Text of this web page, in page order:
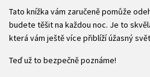
Tato knížka vám zaručeně pomůže
budete těšit na každou noc. Je to
která vám ještě více přiblíží úžasný
Teď už to bezpečně poznáme!